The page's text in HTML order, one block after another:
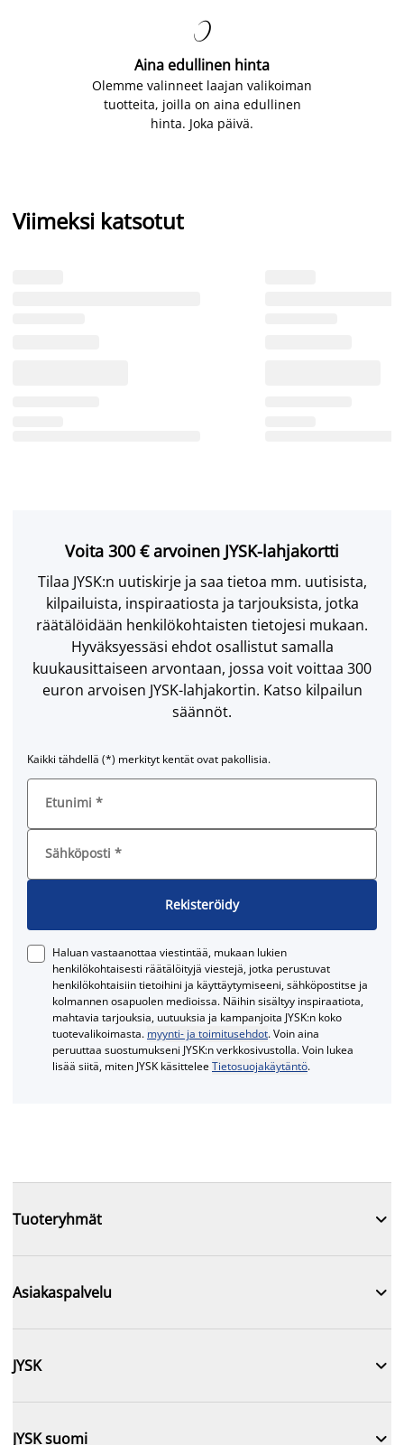

Aina edullinen hinta
Olemme valinneet laajan valikoiman
tuotteita, joilla on aina edullinen
hinta. Joka päivä.
Viimeksi katsotut
Voita 300 € arvoinen JYSK-lahjakortti
Tilaa JYSK:n uutiskirje ja saa tietoa mm. uutisista,
kilpailuista, inspiraatiosta ja tarjouksista, jotka
räätälöidään henkilökohtaisten tietojesi mukaan.
Hyväksyessäsi ehdot osallistut samalla
kuukausittaiseen arvontaan, jossa voit voittaa 300
euron arvoisen JYSK-lahjakortin. Katso kilpailun
säännöt.
Kaikki tähdellä (*) merkityt kentät ovat pakollisia.
Etunimi *
Sähköposti *
Rekisteröidy
Haluan vastaanottaa viestintää, mukaan lukien
henkilökohtaisesti räätälöityjä viestejä, jotka perustuvat
henkilökohtaisiin tietoihini ja käyttäytymiseeni, sähköpostitse ja
kolmannen osapuolen medioissa. Näihin sisältyy inspiraatiota,
mahtavia tarjouksia, uutuuksia ja kampanjoita JYSK:n koko
tuotevalikoimasta. myynti- ja toimitusehdot. Voin aina
peruuttaa suostumukseni JYSK:n verkkosivustolla. Voin lukea
lisää siitä, miten JYSK käsitteleeTietosuojakäytäntö.
Tuoteryhmät 
Asiakaspalvelu 
JYSK 
JYSK suomi 